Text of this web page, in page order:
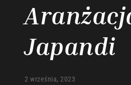
Japandi
2 września, 2023